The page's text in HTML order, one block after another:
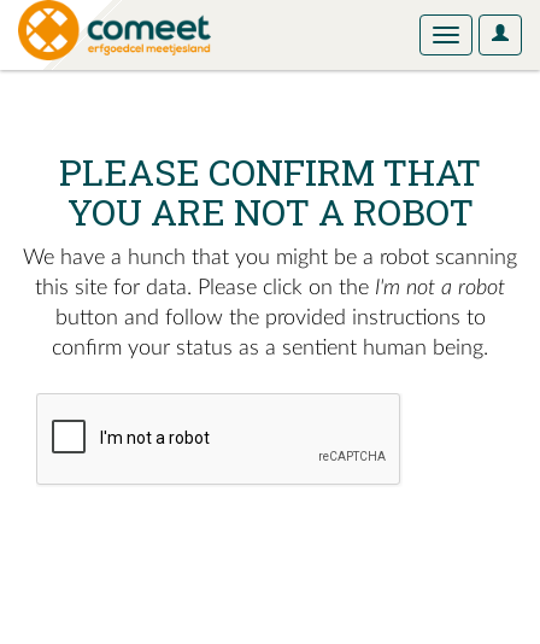
User
Toggle
PLEASE CONFIRM THAT
YOU ARE NOT A ROBOT
We have a hunch that you might be a robot scanning
this site for data. Please click on the I'm not a robot
button and follow the provided instructions to
confirm your status as a sentient human being.